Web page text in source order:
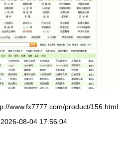
www.fx7777.com/product/156.html
08-04 17:56:04